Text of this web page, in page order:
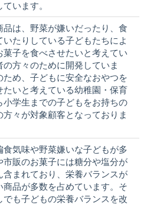
います。
品は、野菜が嫌いだったり、食
いたりしている子どもたちによ
菓子を食べさせたいと考えてい
の方々のために開発していま
ため、子どもに安全なおやつを
たいと考えている幼稚園・保育
小学生までの子どもをお持ちの
方々が対象顧客となっておりま
食気味や野菜嫌いな子どもが多
市販のお菓子には糖分や塩分が
含まれており、栄養バランスが
商品が多数を占めています。そ
でも子どもの栄養バランスを改